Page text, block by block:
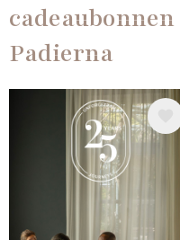
Padierna
Afbeelding